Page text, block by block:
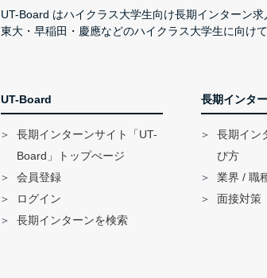
UT-Board はハイクラス大学生向け長期インターン求
東大・早稲田・慶應などのハイクラス大学生に向け
UT-Board
長期インターンサイト「UT-
Board」トップぺージ
会員登録
ログイン
長期インターンを検索
長期インタ
長期イン
び方
業界 / 職
面接対策